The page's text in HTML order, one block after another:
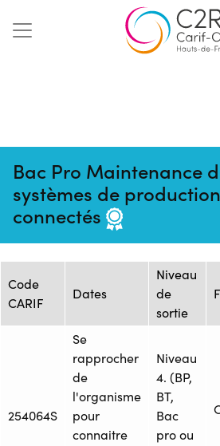
Aller
au
Bac Pro Maintenance
systèmes de production
connectés
Mise à jour :
24/10/2024
Formation
: 1470454
Source
PAS-
Session de formation
Code
CARIF
Dates
Niveau
de
sortie
254064S
Se
rapprocher
de
l'organisme
pour
connaitre
Niveau
4. (BP,
BT,
Bac
pro ou